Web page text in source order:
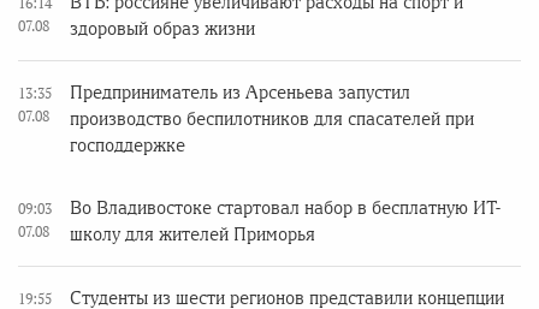
07.08
здоровый образ жизни
13:35
07.08
Предприниматель из Арсеньева запустил
производство беспилотников для спасателей при
господдержке
09:03
07.08
Во Владивостоке стартовал набор в бесплатную ИТ-
школу для жителей Приморья
19:55
Студенты из шести регионов представили концепции